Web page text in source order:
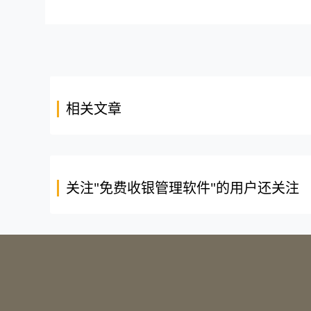
相关文章
关注"免费收银管理软件"的用户还关注